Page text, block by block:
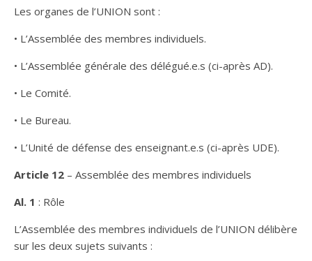
Les organes de l’UNION sont :
• L’Assemblée des membres individuels.
• L’Assemblée générale des délégué.e.s (ci-après AD).
• Le Comité.
• Le Bureau.
• L’Unité de défense des enseignant.e.s (ci-après UDE).
Article 12 – Assemblée des membres individuels
Al. 1 : Rôle
L’Assemblée des membres individuels de l’UNION délibère
sur les deux sujets suivants :